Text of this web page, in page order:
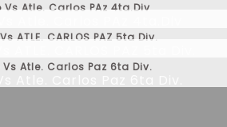
Atle. Carlos PAz 4ta.Div
ATLE. CARLOS PAZ 5ta Div.
Atle. Carlos Paz 6ta Div.